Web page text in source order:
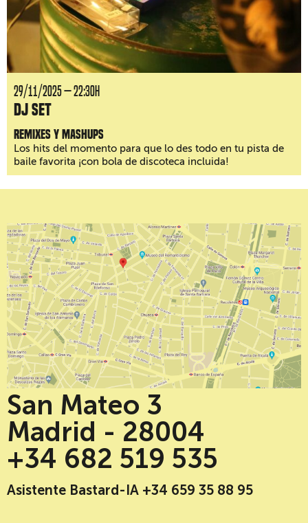
29/11/2025 — 22:30H
DJ Set
Remixes y mashups
Los hits del momento para que lo des todo en tu pista de
baile favorita ¡con bola de discoteca incluida!
San Mateo 3
Madrid - 28004
+34 682 519 535
Asistente Bastard-IA +34 659 35 88 95